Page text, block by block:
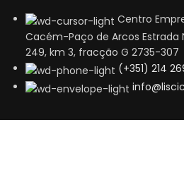
Centro
Cacém-Paço de Arcos Estrada
249, km 3, fracção G 2735-307
(+351) 214